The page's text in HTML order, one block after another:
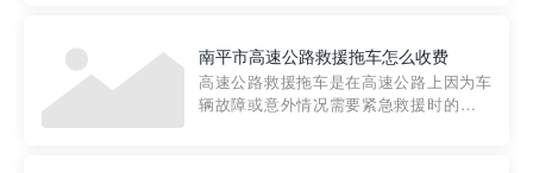
细解析一下市区事故救援拖车的收费标
准，以及在选用拖车服务时应注...
南平市高速公路救援拖车怎么收费
高速公路救援拖车是在高速公路上因为车
辆故障或意外情况需要紧急救援时的必备